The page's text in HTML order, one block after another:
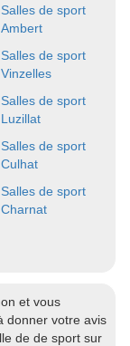
Salles de sport
Ambert
Salles de sport
Vinzelles
Salles de sport
Luzillat
Salles de sport
Culhat
Salles de sport
Charnat
et vous
donner votre avis
de de sport sur